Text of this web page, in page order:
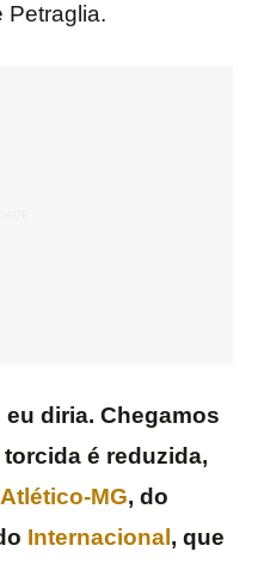
diria. Chegamos
é reduzida,
Atlético-MG, do
Internacional , que